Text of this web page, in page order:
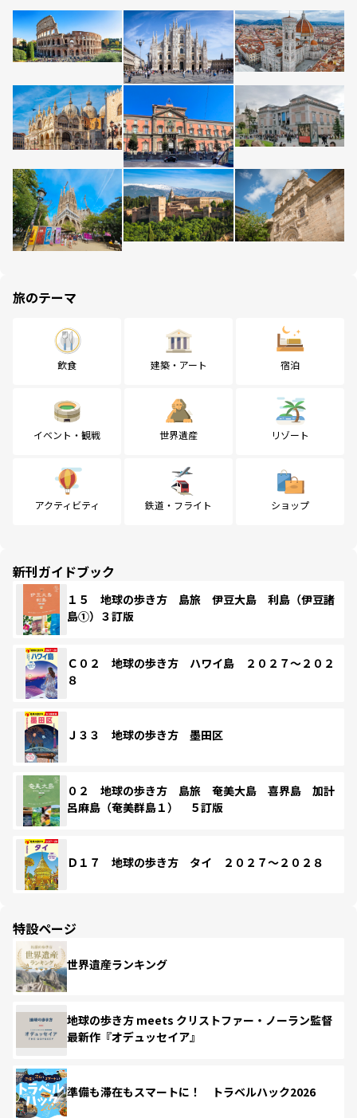
旅のテーマ
飲食 建築・アート 宿泊
イベント・観戦 世界遺産 リゾート
アクティビティ 鉄道・フライト ショップ
新刊ガイドブック
１５ 地球の歩き方 島旅 伊豆大島 利島（伊豆諸
島①）３訂版
Ｃ０２ 地球の歩き方 ハワイ島 ２０２７～２０２
８
Ｊ３３ 地球の歩き方 墨田区
０２ 地球の歩き方 島旅 奄美大島 喜界島 加計
呂麻島（奄美群島１） ５訂版
Ｄ１７ 地球の歩き方 タイ ２０２７～２０２８
特設ページ
世界遺産ランキング
地球の歩き方 meets クリストファー・ノーラン監督
最新作『オデュッセイア』
準備も滞在もスマートに！ トラベルハック2026